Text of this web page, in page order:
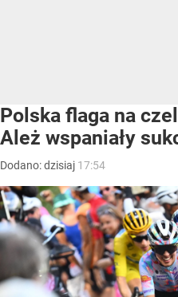
Polska flaga na
Ależ wspaniały
Dodano:dzisiaj 17:54